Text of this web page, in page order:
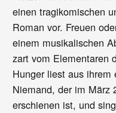
einen tragikomischen
Roman vor. Freuen
einem musikalischen
zart vom Elementaren
Hunger liest aus ihrem
Niemand, der im März
erschienen ist, und